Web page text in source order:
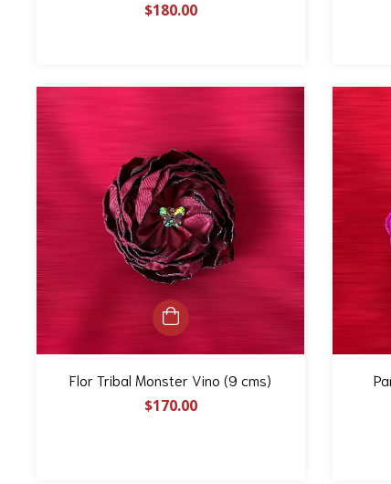
$180.00
Flor Tribal Monster Vino (9 cms)
$170.00